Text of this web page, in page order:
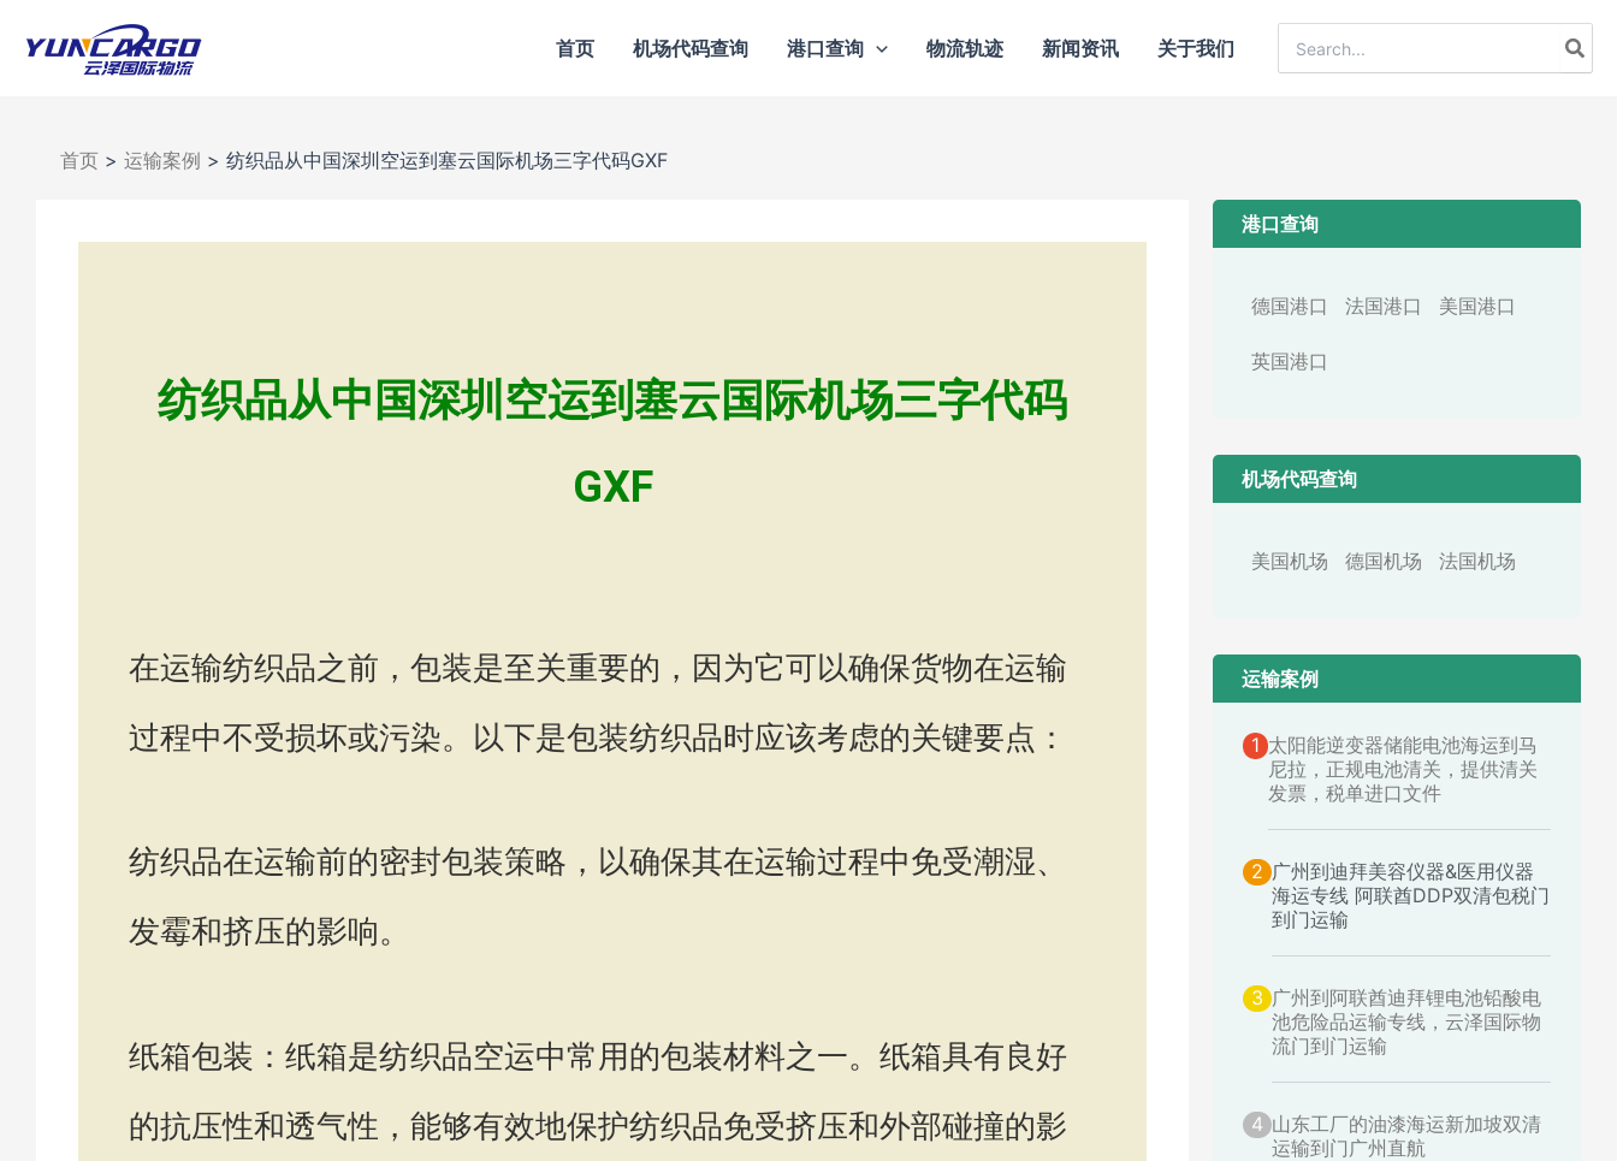
首页 机场代码查询 港口查询 物流轨迹 新闻资讯 关于我们
for:
首页 > 运输案例 > 纺织品从中国深圳空运到塞云国际机场三字代码GXF
纺织品从中国深圳空运到塞云国际机场三字代码
GXF
在运输纺织品之前，包装是至关重要的，因为它可以确保货物在运输
过程中不受损坏或污染。以下是包装纺织品时应该考虑的关键要点：
纺织品在运输前的密封包装策略，以确保其在运输过程中免受潮湿、
发霉和挤压的影响。
纸箱包装：纸箱是纺织品空运中常用的包装材料之一。纸箱具有良好
的抗压性和透气性，能够有效地保护纺织品免受挤压和外部碰撞的影
港口查询
德国港口 法国港口 美国港口
英国港口
机场代码查询
美国机场 德国机场 法国机场
运输案例​
1 太阳能逆变器储能电池海运到马
尼拉，正规电池清关，提供清关
发票，税单进口文件
2 广州到迪拜美容仪器&医用仪器
海运专线 阿联酋DDP双清包税门
到门运输
3 广州到阿联酋迪拜锂电池铅酸电
池危险品运输专线，云泽国际物
流门到门运输
4 山东工厂的油漆海运新加坡双清
运输到门广州直航